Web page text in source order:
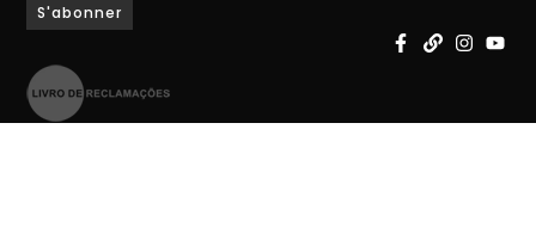
S'abonner